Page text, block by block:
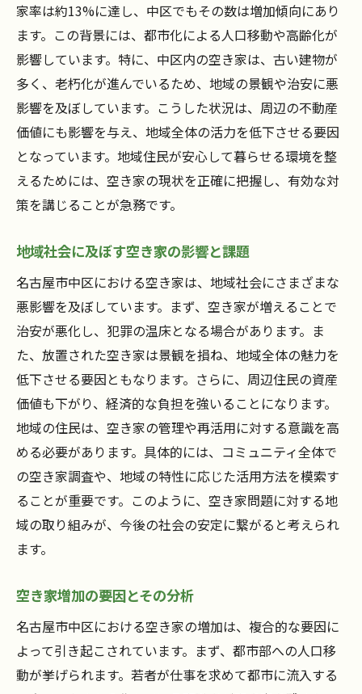
持続可能な地域社会構築への貢献
名古屋市中区での空き家監視システムの導入事
例
名古屋市中区のモデルケース紹介
導入プロセスとその成果
地域住民のフィードバックと評価
行政と民間の連携による新たな試み
導入後に見られる具体的な変化
空き家を新たな資産に変える監視技術の未来
監視技術の進化とその可能性
技術革新がもたらす新しい活用法
空き家を地域資産に変える具体例
将来的な技術展望と課題
持続可能な管理モデルの探求
テクノロジーが変える空き家の未来
地域活性化への鍵となる空き家活用法を探る
空き家活用の成功事例から学ぶ
地域特性を生かした活用戦略
地域社会への貢献と活性化モデル
地域ブランドの形成と発展
持続的な活用法を模索する動き
碧南市の成功を支えた空き家管理の実践ノウハ
ウ
家率は約13%に達し、中区でもその数は増加傾向にあり
ます。この背景には、都市化による人口移動や高齢化が
影響しています。特に、中区内の空き家は、古い建物が
多く、老朽化が進んでいるため、地域の景観や治安に悪
影響を及ぼしています。こうした状況は、周辺の不動産
価値にも影響を与え、地域全体の活力を低下させる要因
となっています。地域住民が安心して暮らせる環境を整
えるためには、空き家の現状を正確に把握し、有効な対
策を講じることが急務です。
地域社会に及ぼす空き家の影響と課題
名古屋市中区における空き家は、地域社会にさまざまな
悪影響を及ぼしています。まず、空き家が増えることで
治安が悪化し、犯罪の温床となる場合があります。ま
た、放置された空き家は景観を損ね、地域全体の魅力を
低下させる要因ともなります。さらに、周辺住民の資産
価値も下がり、経済的な負担を強いることになります。
地域の住民は、空き家の管理や再活用に対する意識を高
める必要があります。具体的には、コミュニティ全体で
の空き家調査や、地域の特性に応じた活用方法を模索す
ることが重要です。このように、空き家問題に対する地
域の取り組みが、今後の社会の安定に繋がると考えられ
ます。
空き家増加の要因とその分析
名古屋市中区における空き家の増加は、複合的な要因に
よって引き起こされています。まず、都市部への人口移
動が挙げられます。若者が仕事を求めて都市に流入する